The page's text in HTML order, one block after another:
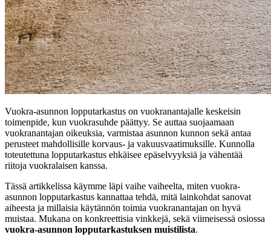
Vuokra-asunnon lopputarkastus on vuokranantajalle keskeisin
toimenpide, kun vuokrasuhde päättyy. Se auttaa suojaamaan
vuokranantajan oikeuksia, varmistaa asunnon kunnon sekä antaa
perusteet mahdollisille korvaus- ja vakuusvaatimuksille. Kunnolla
toteutettuna lopputarkastus ehkäisee epäselvyyksiä ja vähentää
riitoja vuokralaisen kanssa.
Tässä artikkelissa käymme läpi vaihe vaiheelta, miten vuokra-
asunnon lopputarkastus kannattaa tehdä, mitä lainkohdat sanovat
aiheesta ja millaisia käytännön toimia vuokranantajan on hyvä
muistaa. Mukana on konkreettisia vinkkejä, sekä viimeisessä osiossa
vuokra-asunnon lopputarkastuksen muistilista.